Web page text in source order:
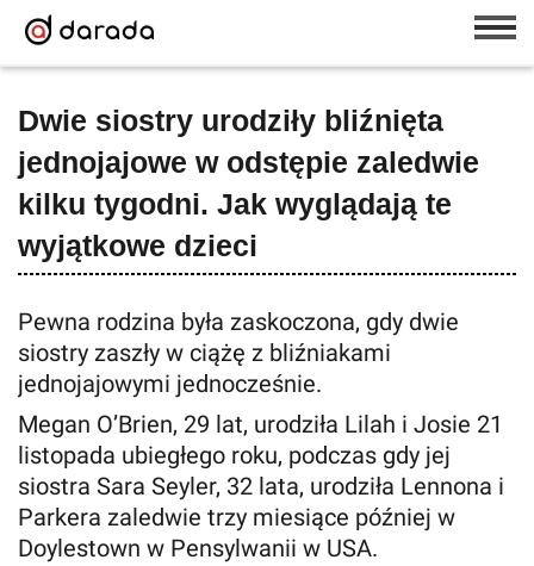
Dwie siostry urodziły bliźnięta
jednojajowe w odstępie zaledwie
kilku tygodni. Jak wyglądają te
wyjątkowe dzieci
Pewna rodzina była zaskoczona, gdy dwie
siostry zaszły w ciążę z bliźniakami
jednojajowymi jednocześnie.
Megan O’Brien, 29 lat, urodziła Lilah i Josie 21
listopada ubiegłego roku, podczas gdy jej
siostra Sara Seyler, 32 lata, urodziła Lennona i
Parkera zaledwie trzy miesiące później w
Doylestown w Pensylwanii w USA.